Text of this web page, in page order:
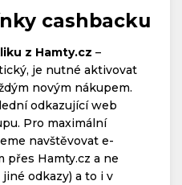
cashbacku
z Hamty.cz –
je nutné aktivovat
novým nákupem.
odkazující web
Pro maximální
navštěvovat e-
Hamty.cz a ne
odkazy) a to i v